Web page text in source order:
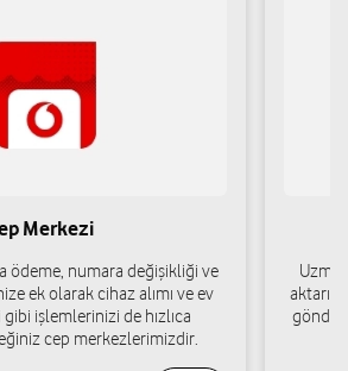
Cad. No:61/A Altınordu/Ordu
Hanım Cad. No:20/B Altınordu/Ordu
Yol tarifi al
Türkmen
Merkezi
ödeme, numara değişikliği ve
ek olarak cihaz alımı ve ev
işlemlerinizi de hızlıca
cep merkezlerimizdir.